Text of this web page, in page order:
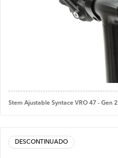
Stem Ajustable Syntace VRO 47 - Gen 2
DESCONTINUADO